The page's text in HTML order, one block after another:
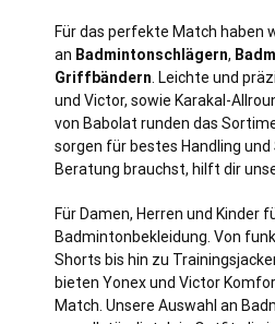
Für das perfekte Match haben
an Badmintonschlägern,
Griffbändern . Leichte und
und Victor, sowie Karakal-
von Babolat runden das
sorgen für bestes Handling
Beratung brauchst, hilft dir
Für Damen, Herren und Kinder
Badmintonbekleidung. Von
Shorts bis hin zu
bieten Yonex und Victor
Match. Unsere Auswahl an